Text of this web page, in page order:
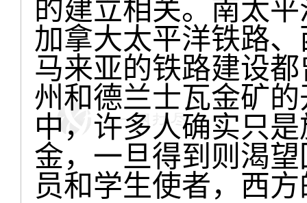
的建立相关。南太
加拿大太平洋铁路
马来亚的铁路建设
州和德兰士瓦金矿
中，许多人确实只
金，一旦得到则渴
员和学生使者，西